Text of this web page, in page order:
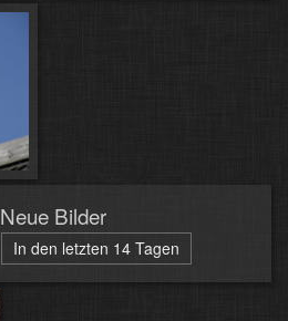
Neue Bilder
In den letzten 14 Tagen